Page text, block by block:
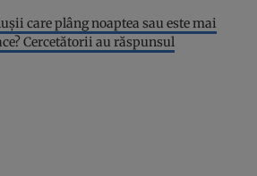
care plâng noaptea sau este mai
Cercetătorii au răspunsul